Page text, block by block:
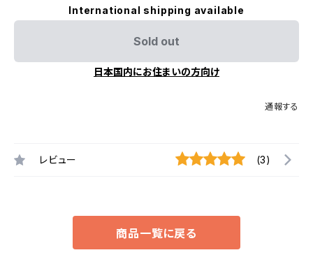
International shipping available
Sold out
日本国内にお住まいの方向け
通報する
レビュー (3)
商品一覧に戻る